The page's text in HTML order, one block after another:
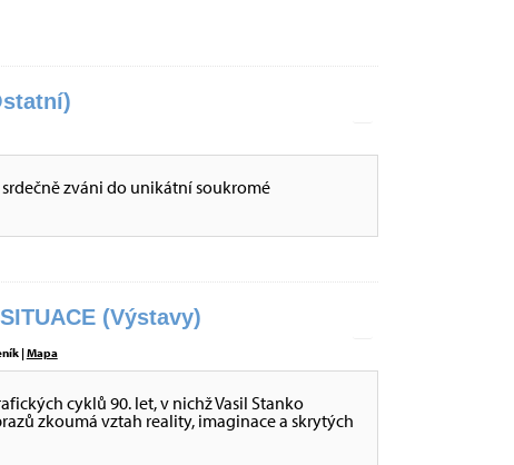
zváni do unikátní soukromé
(Výstavy)
|Mapa
cyklů 90. let, v nichž Vasil Stanko
zkoumá vztah reality, imaginace a skrytých